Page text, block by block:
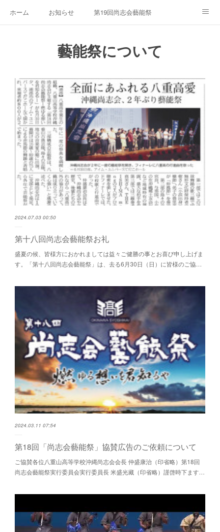
ホーム お知らせ 第19回尚志会藝能祭
第25回沖縄尚志会グラウンドゴルフ大会・総会
第17回尚志会藝能祭
第24回沖縄尚志会グラウンドゴルフ大会・総会
第16回藝能祭ダイジェスト
第15回藝能祭ダイジェスト
藝能祭について
2024.07.03 00:50
第十八回尚志会藝能祭お礼
盛夏の候、皆様方におかれましては益々ご健勝の事とお喜び申し上げま
す。「第十八回尚志会藝能祭」は、去る6月30日（日）に皆様のご協…
2024.03.11 07:54
第18回「尚志会藝能祭」協賛広告のご依頼について
ご協賛各位八重山高等学校沖縄尚志会会長 仲盛康治（印省略）第18回
尚志会藝能祭実行委員会実行委員長 米盛光藏（印省略）謹啓時下ます…